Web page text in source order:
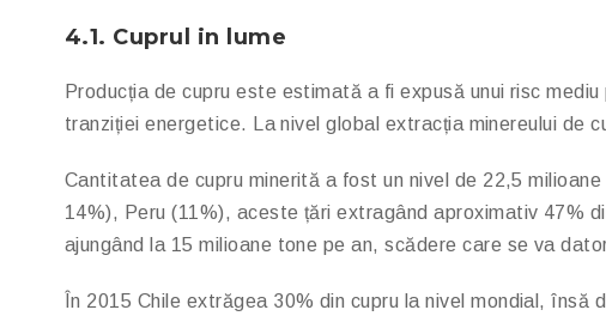
4.1. Cuprul in lume
Producția de cupru este estimată a fi expusă unui risc
tranziției energetice. La nivel global extracția minereului de
Cantitatea de cupru minerită a fost un nivel de 22,5
14%), Peru (11%), aceste țări extragând aproximativ 47%
ajungând la 15 milioane tone pe an, scădere care se va
În 2015 Chile extrăgea 30% din cupru la nivel mondial,